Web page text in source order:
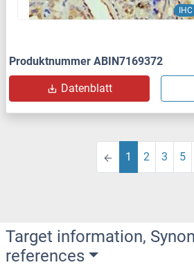
IHC
Produktnummer ABIN7169372
Datenblatt
1 2 3 5
Target information,
references